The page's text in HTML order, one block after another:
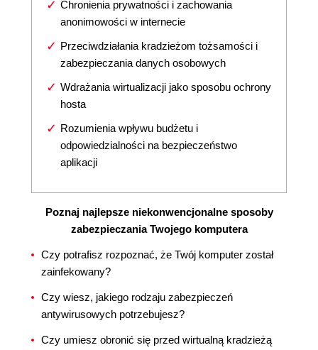
Chronienia prywatności i zachowania
anonimowości w internecie
Przeciwdziałania kradzieżom tożsamości i
zabezpieczania danych osobowych
Wdrażania wirtualizacji jako sposobu ochrony
hosta
Rozumienia wpływu budżetu i
odpowiedzialności na bezpieczeństwo
aplikacji
Poznaj najlepsze niekonwencjonalne sposoby
zabezpieczania Twojego komputera
Czy potrafisz rozpoznać, że Twój komputer został
zainfekowany?
Czy wiesz, jakiego rodzaju zabezpieczeń
antywirusowych potrzebujesz?
Czy umiesz obronić się przed wirtualną kradzieżą